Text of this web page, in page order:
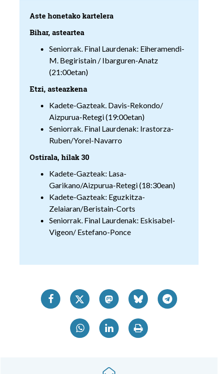
Aste honetako kartelera
Bihar, asteartea
Seniorrak. Final Laurdenak: Eiheramendi-
M. Begiristain / Ibarguren-Anatz
(21:00etan)
Etzi, asteazkena
Kadete-Gazteak. Davis-Rekondo/
Aizpurua-Retegi (19:00etan)
Seniorrak. Final Laurdenak: Irastorza-
Ruben/Yorel-Navarro
Ostirala, hilak 30
Kadete-Gazteak: Lasa-
Garikano/Aizpurua-Retegi (18:30ean)
Kadete-Gazteak: Eguzkitza-
Zelaiaran/Beristain-Corts
Seniorrak. Final Laurdenak: Eskisabel-
Vigeon/ Estefano-Ponce